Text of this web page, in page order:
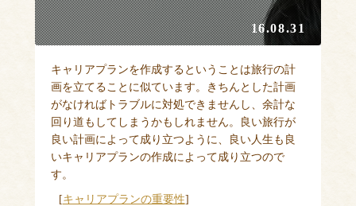
16.08.31
キャリアプランを作成するということは旅行の計
画を立てることに似ています。きちんとした計画
がなければトラブルに対処できませんし、余計な
回り道もしてしまうかもしれません。良い旅行が
良い計画によって成り立つように、良い人生も良
いキャリアプランの作成によって成り立つので
す。
[キャリアプランの重要性]